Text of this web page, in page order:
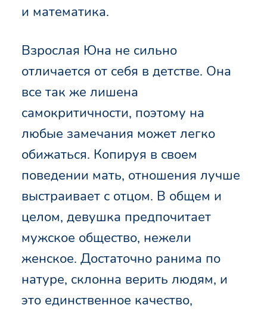
и математика.
Взрослая Юна не сильно
отличается от себя в детстве. Она
все так же лишена
самокритичности, поэтому на
любые замечания может легко
обижаться. Копируя в своем
поведении мать, отношения лучше
выстраивает с отцом. В общем и
целом, девушка предпочитает
мужское общество, нежели
женское. Достаточно ранима по
натуре, склонна верить людям, и
это единственное качество,